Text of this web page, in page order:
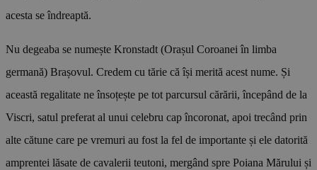
acesta se îndreaptă.
Nu degeaba se numește Kronstadt (Orașul Coroanei în limba
germană) Brașovul. Credem cu tărie că își merită acest nume. Și
această regalitate ne însoțește pe tot parcursul cărării, începând de la
Viscri, satul preferat al unui celebru cap încoronat, apoi trecând prin
alte cătune care pe vremuri au fost la fel de importante și ele datorită
amprentei lăsate de cavalerii teutoni, mergând spre Poiana Mărului și